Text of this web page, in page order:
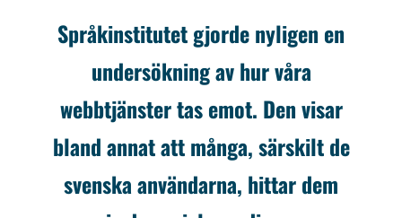
Språkinstitutet gjorde nyligen en
undersökning av hur våra
webbtjänster tas emot. Den visar
bland annat att många, särskilt de
svenska användarna, hittar dem